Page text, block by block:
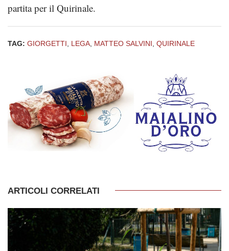
partita per il Quirinale.
TAG: GIORGETTI LEGA MATTEO SALVINI QUIRINALE
ARTICOLI CORRELATI